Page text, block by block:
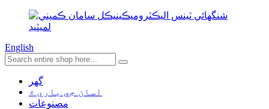
English
گھر
اسان جي باري ۾
مصنوعات